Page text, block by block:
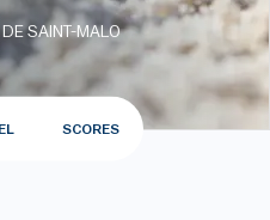
SAINT-MALO
SCORES